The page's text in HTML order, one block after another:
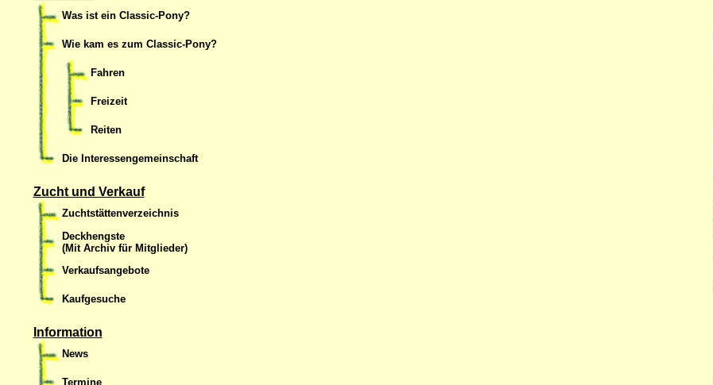
Was ist ein Classic-Pony?
Wie kam es zum Classic-Pony?
Fahren
Freizeit
Reiten
Die Interessengemeinschaft
Zucht und Verkauf
Zuchtstättenverzeichnis
Deckhengste
(Mit Archiv für Mitglieder)
Verkaufsangebote
Kaufgesuche
Information
News
Termine